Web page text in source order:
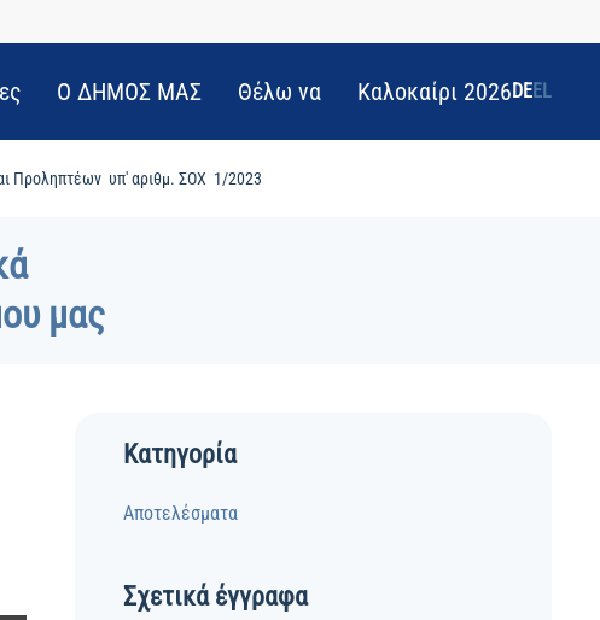
Ο ΔΗΜΟΣ ΜΑΣ Θέλω να Καλοκαίρι 2026DEEL
Προληπτέων υπ' αριθμ. ΣΟΧ 1/2023
μας
Κατηγορία
Αποτελέσματα
Σχετικά έγγραφα